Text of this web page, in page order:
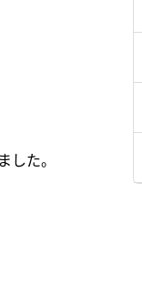
た。